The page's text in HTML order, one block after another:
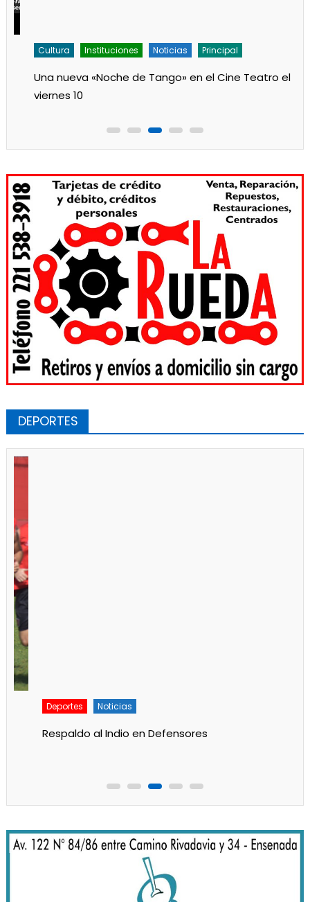
Cultura Instituciones Noticias Principal
Una nueva «Noche de Tango» en el Cine Teatro el
viernes 10
DEPORTES
Deportes Noticias
Respaldo al Indio en Defensores